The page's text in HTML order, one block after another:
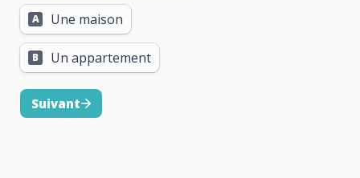
A Une maison
B Un appartement
Suivant